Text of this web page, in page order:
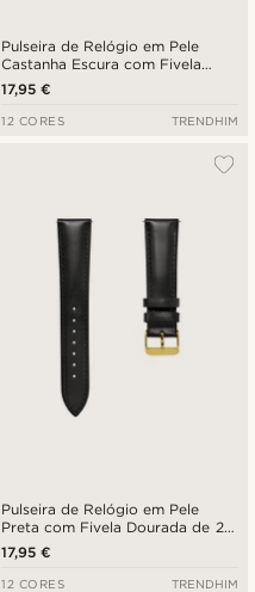
Pulseira de Relógio em Pele
Castanha Escura com Fivela
Preta de 24 mm - Libertação
Rápida
17,95 €
12 CORES TRENDHIM
Pulseira de Relógio em Pele
Preta com Fivela Dourada de 24
mm - Libertação Rápida
17,95 €
12 CORES TRENDHIM